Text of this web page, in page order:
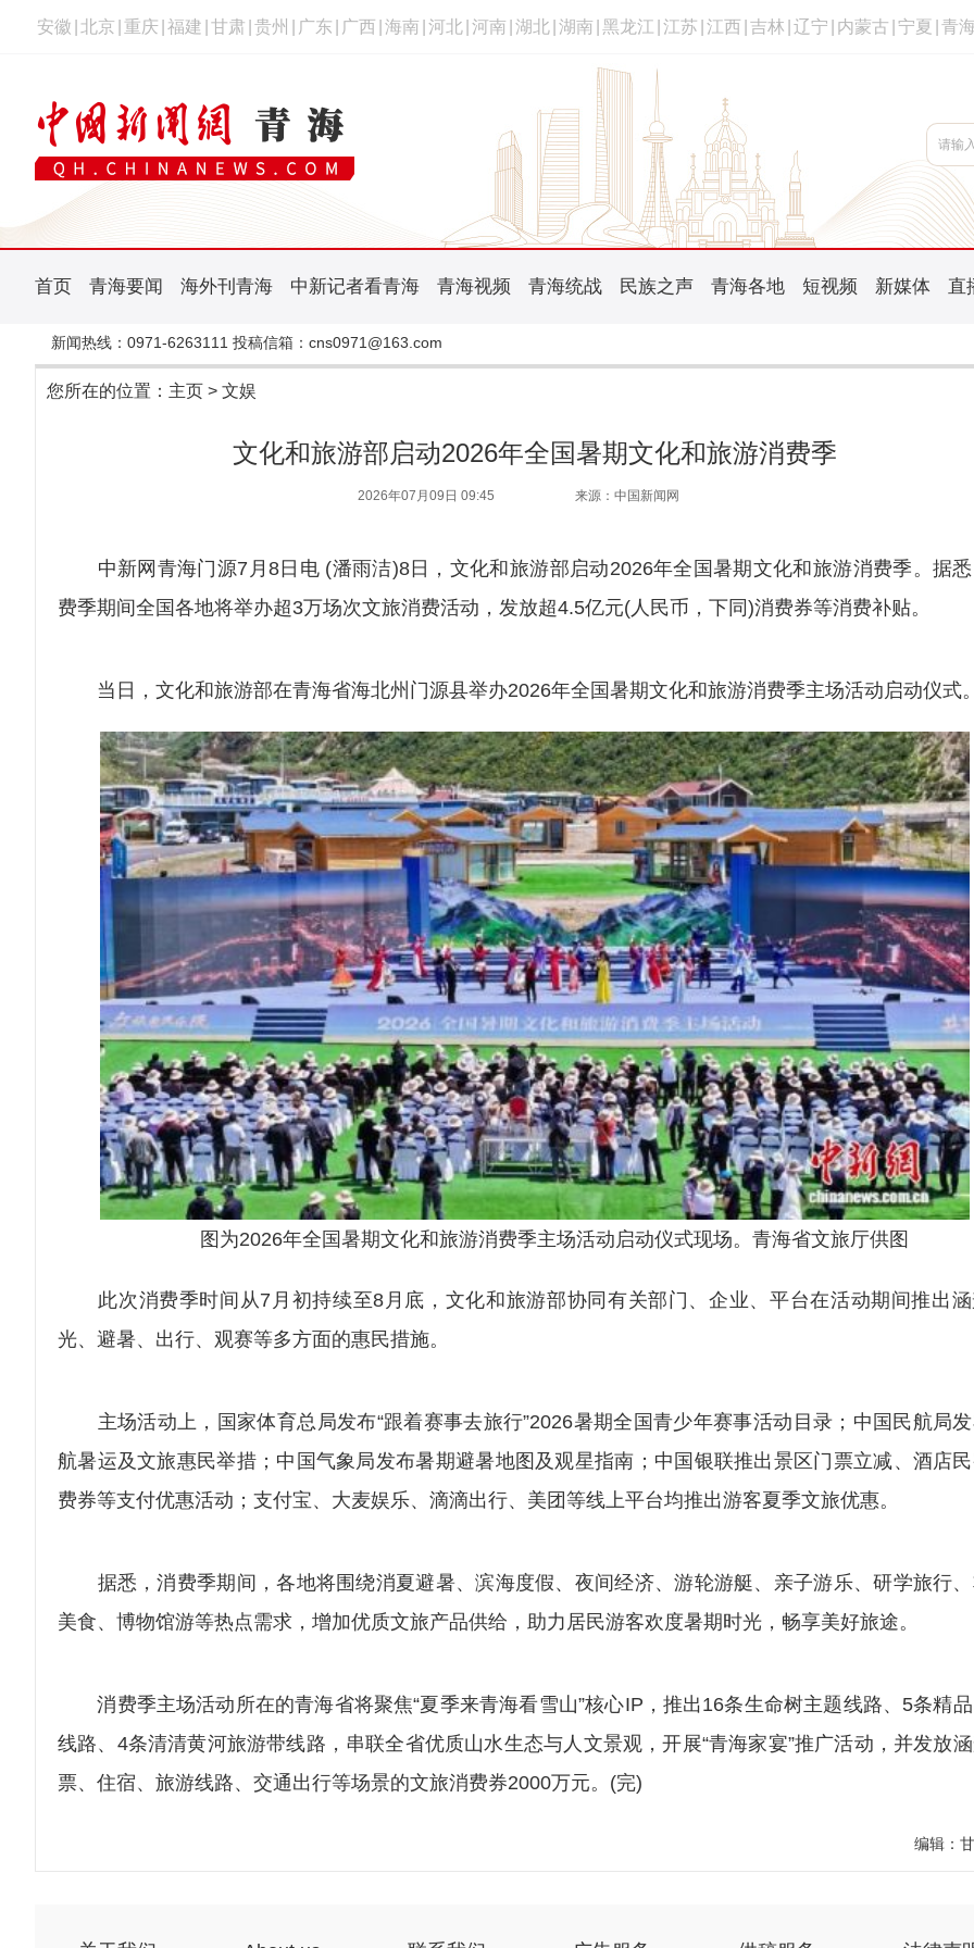
安徽 北京 重庆 福建 甘肃 贵州 广东 广西 海南 河北 河南 湖北 湖南 黑龙江 江苏 江西 吉林 辽宁 内蒙古 宁夏 青海
首页 青海要闻 海外刊青海 中新记者看青海 青海视频 青海统战 民族之声 青海各地 短视频 新媒体 直
新闻热线：0971-6263111 投稿信箱：cns0971@163.com
您所在的位置： 主页 > 文娱
文化和旅游部启动2026年全国暑期文化和旅游消费季
2026年07月09日 09:45 来源：中国新闻网
中新网青海门源7月8日电 (潘雨洁)8日，文化和旅游部启动2026年全国暑期文化和旅游消费季。据
费季期间全国各地将举办超3万场次文旅消费活动，发放超4.5亿元(人民币，下同)消费券等消费补贴。
当日，文化和旅游部在青海省海北州门源县举办2026年全国暑期文化和旅游消费季主场活动启动仪式。
图为2026年全国暑期文化和旅游消费季主场活动启动仪式现场。青海省文旅厅供图
此次消费季时间从7月初持续至8月底，文化和旅游部协同有关部门、企业、平台在活动期间推出
光、避暑、出行、观赛等多方面的惠民措施。
主场活动上，国家体育总局发布“跟着赛事去旅行”2026暑期全国青少年赛事活动目录；中国民航局
航暑运及文旅惠民举措；中国气象局发布暑期避暑地图及观星指南；中国银联推出景区门票立减、酒店
费券等支付优惠活动；支付宝、大麦娱乐、滴滴出行、美团等线上平台均推出游客夏季文旅优惠。
据悉，消费季期间，各地将围绕消夏避暑、滨海度假、夜间经济、游轮游艇、亲子游乐、研学旅行
美食、博物馆游等热点需求，增加优质文旅产品供给，助力居民游客欢度暑期时光，畅享美好旅途。
消费季主场活动所在的青海省将聚焦“夏季来青海看雪山”核心IP，推出16条生命树主题线路、5条精
线路、4条清清黄河旅游带线路，串联全省优质山水生态与人文景观，开展“青海家宴”推广活动，并发放涵
票、住宿、旅游线路、交通出行等场景的文旅消费券2000万元。(完)
编辑：